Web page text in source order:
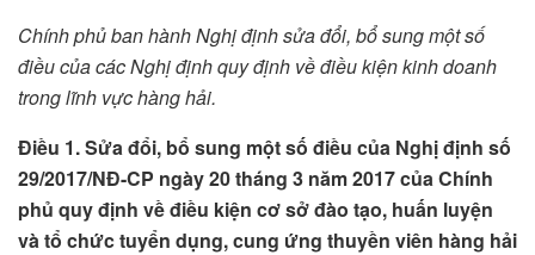
Chính phủ ban hành Nghị định sửa đổi, bổ sung một số
điều của các Nghị định quy định về điều kiện kinh doanh
trong lĩnh vực hàng hải.
Điều 1. Sửa đổi, bổ sung một số điều của Nghị định số
29/2017/NĐ-CP ngày 20 tháng 3 năm 2017 của Chính
phủ quy định về điều kiện cơ sở đào tạo, huấn luyện
và tổ chức tuyển dụng, cung ứng thuyền viên hàng hải